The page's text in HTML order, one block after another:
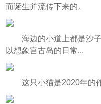
而诞生并流传下来的。
海边的小道上都是沙
以想象宫古岛的日常...
这只小猫是2020年的